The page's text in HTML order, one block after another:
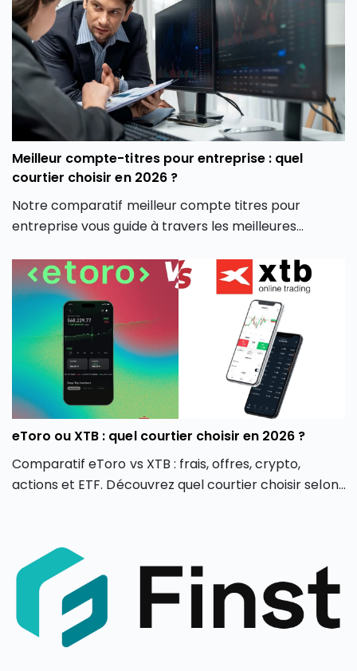
la plateforme crypto Coinhouse vous permet de
mieux gérer vos investissements en monnaie
virtuelle.
Meilleur compte-titres pour entreprise : quel
courtier choisir en 2026 ?
Notre comparatif meilleur compte titres pour
entreprise vous guide à travers les meilleures
éclairé, adapté à votre stratégie d’investissement
professionnelle.
eToro ou XTB : quel courtier choisir en 2026 ?
Comparatif eToro vs XTB : frais, offres, crypto,
actions et ETF. Découvrez quel courtier choisir selon